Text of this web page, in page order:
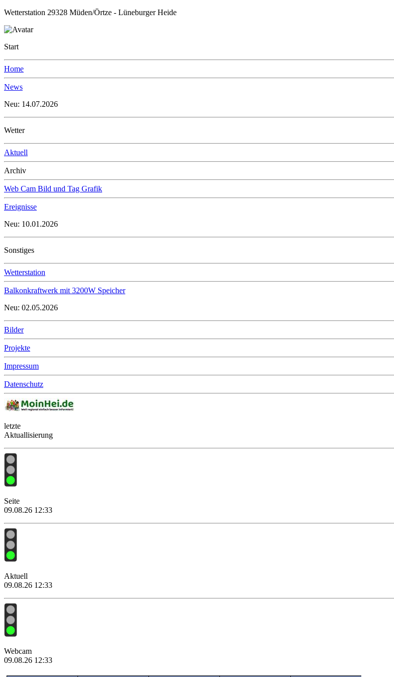
Wetterstation 29328 Müden/Örtze - Lüneburger Heide
Start
Home
News
Neu: 14.07.2026
Wetter
Aktuell
Archiv
Web Cam Bild und Tag Grafik
Ereignisse
Neu: 10.01.2026
Sonstiges
Wetterstation
Balkonkraftwerk mit 3200W Speicher
Neu: 02.05.2026
Bilder
Projekte
Impressum
Datenschutz
letzte
Aktuallisierung
Seite
09.08.26 12:33
Aktuell
09.08.26 12:33
Webcam
09.08.26 12:33